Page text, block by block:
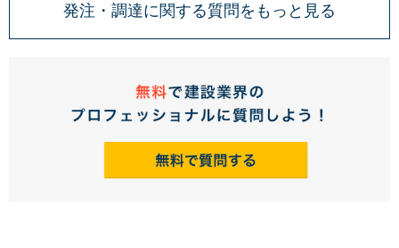
発注・調達に関する質問をもっと見る